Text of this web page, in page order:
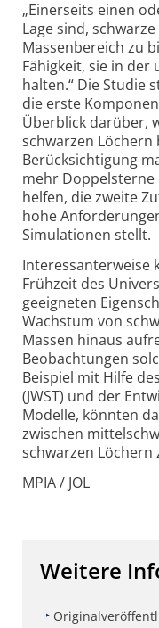
„Einerseits einen
Lage sind,
Massenbereich zu
Fähigkeit, sie in
halten.“ Die Studie
die erste
Überblick darüber,
schwarzen
Berücksichtigung
mehr
helfen, die zweite
hohe
Simulationen stellt.
Interessanter­weise
Frühzeit des
geeigneten
Wachstum von
Massen hinaus
Beobachtungen
Beispiel mit Hilfe
(JWST) und der
Modelle, könnten
zwischen
schwarzen Löchern
MPIA / JOL
Weitere